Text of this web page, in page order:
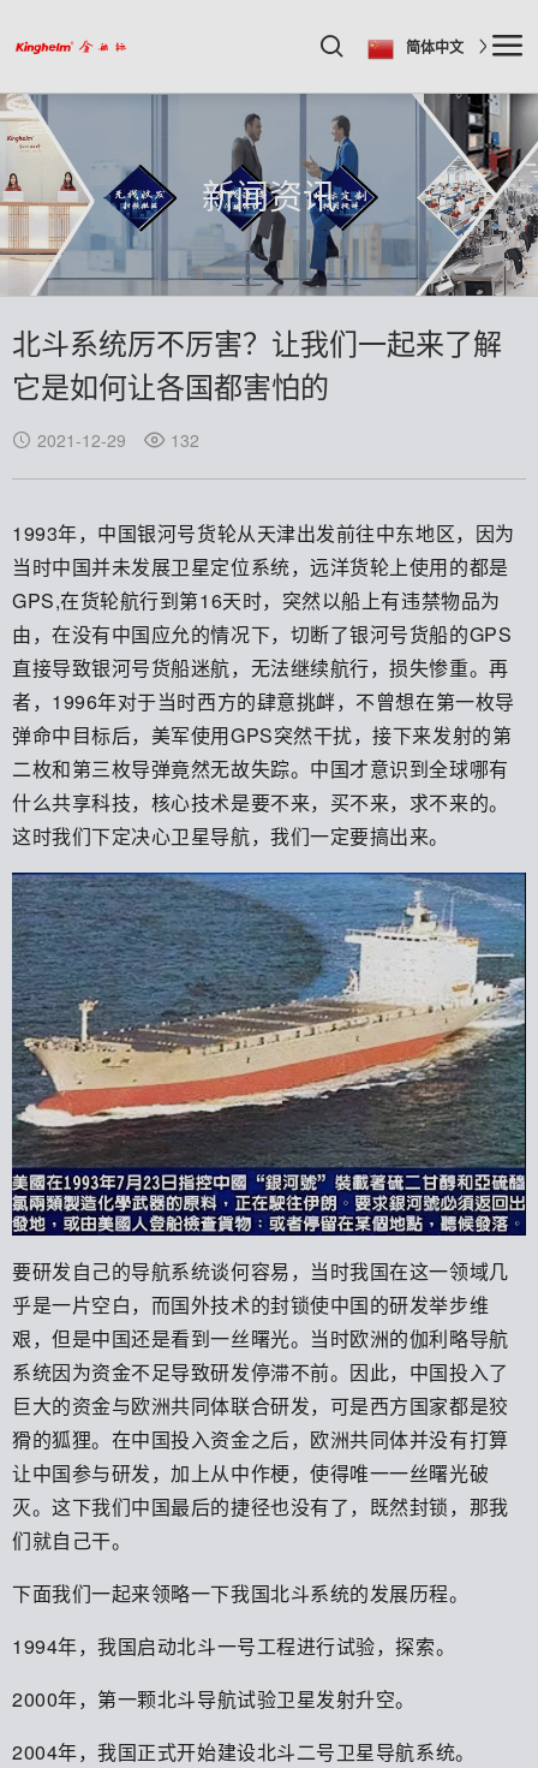
简体中文
新闻资讯
北斗系统厉不厉害？让我们一起来了解
它是如何让各国都害怕的
2021-12-29 132
1993年，中国银河号货轮从天津出发前往中东地区，因为
当时中国并未发展卫星定位系统，远洋货轮上使用的都是
GPS,在货轮航行到第16天时，突然以船上有违禁物品为
由，在没有中国应允的情况下，切断了银河号货船的GPS
直接导致银河号货船迷航，无法继续航行，损失惨重。再
者，1996年对于当时西方的肆意挑衅，不曾想在第一枚导
弹命中目标后，美军使用GPS突然干扰，接下来发射的第
二枚和第三枚导弹竟然无故失踪。中国才意识到全球哪有
什么共享科技，核心技术是要不来，买不来，求不来的。
这时我们下定决心卫星导航，我们一定要搞出来。
要研发自己的导航系统谈何容易，当时我国在这一领域几
乎是一片空白，而国外技术的封锁使中国的研发举步维
艰，但是中国还是看到一丝曙光。当时欧洲的伽利略导航
系统因为资金不足导致研发停滞不前。因此，中国投入了
巨大的资金与欧洲共同体联合研发，可是西方国家都是狡
猾的狐狸。在中国投入资金之后，欧洲共同体并没有打算
让中国参与研发，加上从中作梗，使得唯一一丝曙光破
灭。这下我们中国最后的捷径也没有了，既然封锁，那我
们就自己干。
下面我们一起来领略一下我国北斗系统的发展历程。
1994年，我国启动北斗一号工程进行试验，探索。
2000年，第一颗北斗导航试验卫星发射升空。
2004年，我国正式开始建设北斗二号卫星导航系统。